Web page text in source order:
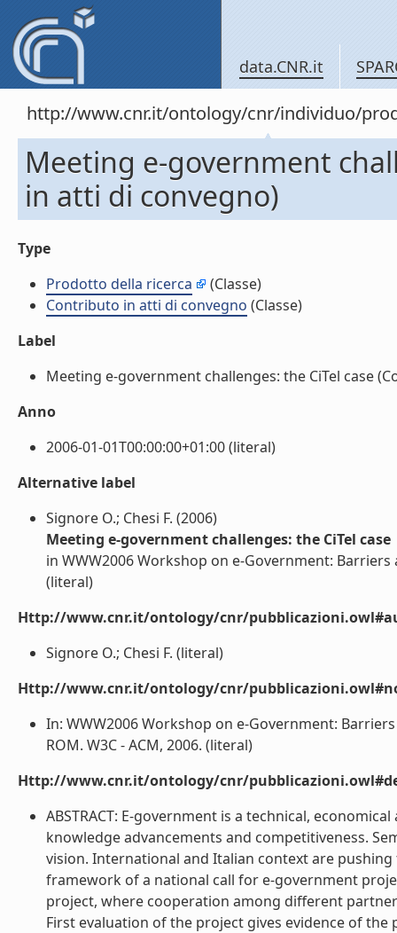
data.CNR.it
http://www.cnr.it/ontology/cnr/individuo/
Meeting e-government
in atti di convegno)
Type
Prodotto della ricerca
(Classe)
Contributo in atti di convegno (Classe)
Label
Meeting e-government challenges: the CiTel case
Anno
2006-01-01T00:00:00+01:00 (literal)
Alternative label
Signore O.; Chesi F. (2006)
Meeting e-government challenges: the CiTel case
in WWW2006 Workshop on e-Government:
(literal)
Http://www.cnr.it/ontology/cnr/
Signore O.; Chesi F. (literal)
Http://www.cnr.it/ontology/cnr/
In: WWW2006 Workshop on e-Government:
ROM. W3C - ACM, 2006. (literal)
Http://www.cnr.it/ontology/cnr/
ABSTRACT: E-government is a technical,
knowledge advancements and competitiveness.
vision. International and Italian context are
framework of a national call for e-government
project, where cooperation among different
First evaluation of the project gives evidence of